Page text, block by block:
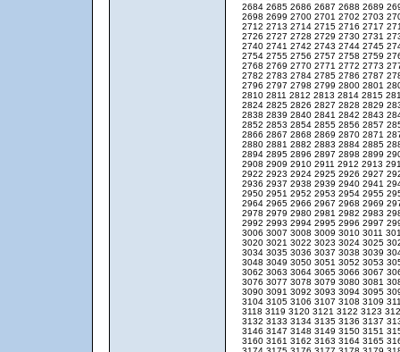
2684 2685 2686 2687 2688 2689
2698 2699 2700 2701 2702 2703
2712 2713 2714 2715 2716 2717
2726 2727 2728 2729 2730 2731
2740 2741 2742 2743 2744 2745
2754 2755 2756 2757 2758 2759
2768 2769 2770 2771 2772 2773
2782 2783 2784 2785 2786 2787
2796 2797 2798 2799 2800 2801
2810 2811 2812 2813 2814 2815
2824 2825 2826 2827 2828 2829
2838 2839 2840 2841 2842 2843
2852 2853 2854 2855 2856 2857
2866 2867 2868 2869 2870 2871
2880 2881 2882 2883 2884 2885
2894 2895 2896 2897 2898 2899
2908 2909 2910 2911 2912 2913
2922 2923 2924 2925 2926 2927
2936 2937 2938 2939 2940 2941
2950 2951 2952 2953 2954 2955
2964 2965 2966 2967 2968 2969
2978 2979 2980 2981 2982 2983
2992 2993 2994 2995 2996 2997
3006 3007 3008 3009 3010 3011
3020 3021 3022 3023 3024 3025
3034 3035 3036 3037 3038 3039
3048 3049 3050 3051 3052 3053
3062 3063 3064 3065 3066 3067
3076 3077 3078 3079 3080 3081
3090 3091 3092 3093 3094 3095
3104 3105 3106 3107 3108 3109
3118 3119 3120 3121 3122 3123
3132 3133 3134 3135 3136 3137
3146 3147 3148 3149 3150 3151
3160 3161 3162 3163 3164 3165